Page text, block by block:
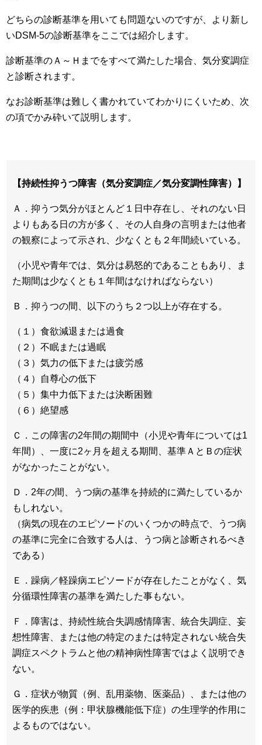
どちらの診断基準を用いても問題ないのですが、より新し
いDSM-5の診断基準をここでは紹介します。
診断基準のＡ～Ｈまでをすべて満たした場合、気分変調症
と診断されます。
なお診断基準は難しく書かれていてわかりにくいため、次
の項でかみ砕いて説明します。
【持続性抑うつ障害（気分変調症／気分変調性障害）】
Ａ．抑うつ気分がほとんど１日中存在し、それのない日
よりもある日の方が多く、その人自身の言明または他者
の観察によって示され、少なくとも２年間続いている。
（小児や青年では、気分は易怒的であることもあり、ま
た期間は少なくとも１年間はなければならない）
Ｂ．抑うつの間、以下のうち２つ以上が存在する。
（１）食欲減退または過食
（２）不眠または過眠
（３）気力の低下または疲労感
（４）自尊心の低下
（５）集中力低下または決断困難
（６）絶望感
Ｃ．この障害の2年間の期間中（小児や青年については1
年間）、一度に2ヶ月を超える期間、基準ＡとＢの症状
がなかったことがない。
Ｄ．2年の間、うつ病の基準を持続的に満たしているか
もしれない。
（病気の現在のエピソードのいくつかの時点で、うつ病
の基準に完全に合致する人は、うつ病と診断されるべき
である）
Ｅ．躁病／軽躁病エピソードが存在したことがなく、気
分循環性障害の基準を満たした事もない。
Ｆ．障害は、持続性統合失調感情障害、統合失調症、妄
想性障害、または他の特定のまたは特定されない統合失
調症スペクトラムと他の精神病性障害ではよく説明でき
ない。
Ｇ．症状が物質（例、乱用薬物、医薬品）、または他の
医学的疾患（例：甲状腺機能低下症）の生理学的作用に
よるものではない。